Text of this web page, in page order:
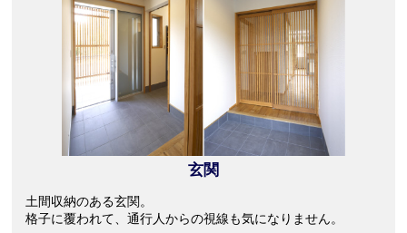
玄関
土間収納のある玄関。
格子に覆われて、通行人からの視線も気になりません。